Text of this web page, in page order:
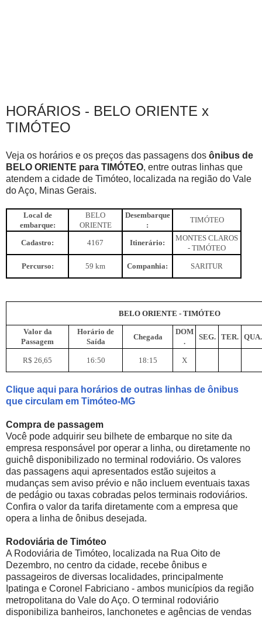
HORÁRIOS - BELO ORIENTE x
TIMÓTEO
Veja os horários e os preços das passagens dos ônibus de
BELO ORIENTE para TIMÓTEO, entre outras linhas que
atendem a cidade de Timóteo, localizada na região do Vale
do Aço, Minas Gerais.
Local de
embarque:
BELO
ORIENTE
Desembarque
:
TIMÓTEO
Cadastro: 4167 Itinerário:
MONTES CLAROS
- TIMÓTEO
Percurso: 59 km Companhia: SARITUR
BELO ORIENTE - TIMÓTEO
Valor da
Passagem
Horário de
Saída
Chegada
DOM
.
SEG. TER. QUA.
R$ 26,65 16:50 18:15 X
Clique aqui para horários de outras linhas de ônibus
que circulam em Timóteo-MG
Compra de passagem
Você pode adquirir seu bilhete de embarque no site da
empresa responsável por operar a linha, ou diretamente no
guichê disponibilizado no terminal rodoviário. Os valores
das passagens aqui apresentados estão sujeitos a
mudanças sem aviso prévio e não incluem eventuais taxas
de pedágio ou taxas cobradas pelos terminais rodoviários.
Confira o valor da tarifa diretamente com a empresa que
opera a linha de ônibus desejada.
Rodoviária de Timóteo
A Rodoviária de Timóteo, localizada na Rua Oito de
Dezembro, no centro da cidade, recebe ônibus e
passageiros de diversas localidades, principalmente
Ipatinga e Coronel Fabriciano - ambos municípios da região
metropolitana do Vale do Aço. O terminal rodoviário
disponibiliza banheiros, lanchonetes e agências de vendas